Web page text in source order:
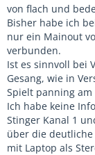
von flach und
Bisher habe ich
nur ein Mainout
verbunden.
Ist es sinnvoll bei
Gesang, wie in
Spielt panning am
Ich habe keine
Stinger Kanal 1
über die
mit Laptop als